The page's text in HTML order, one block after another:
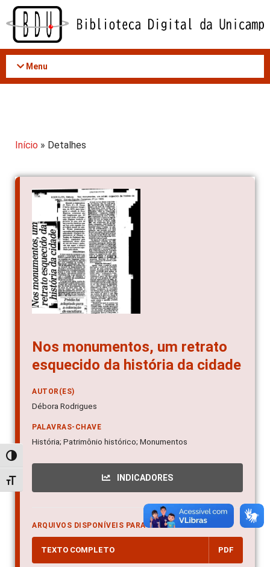
Acessar
conteúdo
Alternar alto contraste
Alternar tamanho da fonte
Menu
Início » Detalhes
Nos monumentos, um retrato
esquecido da história da cidade
AUTOR(ES)
Débora Rodrigues
PALAVRAS-CHAVE
História; Patrimônio histórico; Monumentos
INDICADORES
ARQUIVOS DISPONÍVEIS PARA DOWNLOAD
TEXTO COMPLETO PDF